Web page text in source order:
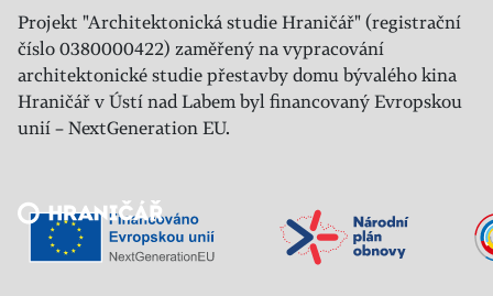
Projekt "Architektonická studie Hraničář" (registrační
číslo 0380000422) zaměřený na vypracování
architektonické studie přestavby domu bývalého kina
Hraničář v Ústí nad Labem byl financovaný Evropskou
unií – NextGeneration EU.
Veřejný sál Hraničář, spolek